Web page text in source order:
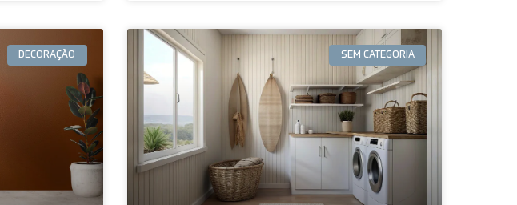
DECORAÇÃO SEM CATEGORIA